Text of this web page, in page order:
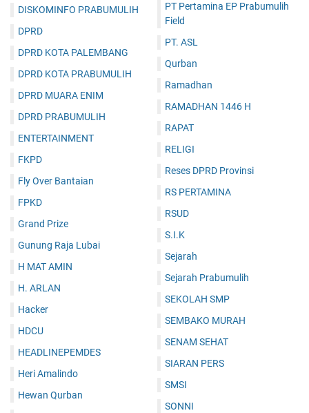
DISKOMINFO PRABUMULIH
DPRD
DPRD KOTA PALEMBANG
DPRD KOTA PRABUMULIH
DPRD MUARA ENIM
DPRD PRABUMULIH
ENTERTAINMENT
FKPD
Fly Over Bantaian
FPKD
Grand Prize
Gunung Raja Lubai
H MAT AMIN
H. ARLAN
Hacker
HDCU
HEADLINEPEMDES
Heri Amalindo
Hewan Qurban
PT Pertamina EP Prabumulih
Field
PT. ASL
Qurban
Ramadhan
RAMADHAN 1446 H
RAPAT
RELIGI
Reses DPRD Provinsi
RS PERTAMINA
RSUD
S.I.K
Sejarah
Sejarah Prabumulih
SEKOLAH SMP
SEMBAKO MURAH
SENAM SEHAT
SIARAN PERS
SMSI
SONNI